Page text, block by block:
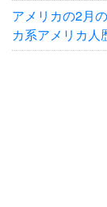
アメリカの2月
カ系アメリカ人